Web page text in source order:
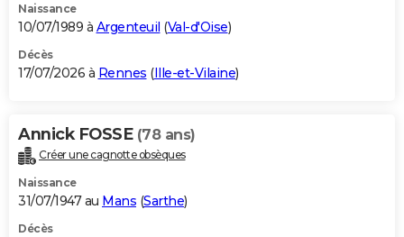
Naissance
10/07/1989 à Argenteuil (Val-d'Oise)
Décès
17/07/2026 à Rennes (Ille-et-Vilaine)
Annick FOSSE (78 ans)
Créer une cagnotte obsèques
Naissance
31/07/1947 au Mans (Sarthe)
Décès